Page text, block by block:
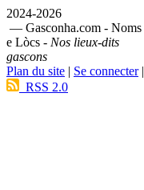
2024-2026
— Gasconha.com - Noms
e Lòcs - Nos lieux-dits
gascons
Plan du site | Se connecter|
RSS 2.0